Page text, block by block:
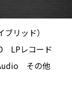
ブリッド）
LPレコード
その他